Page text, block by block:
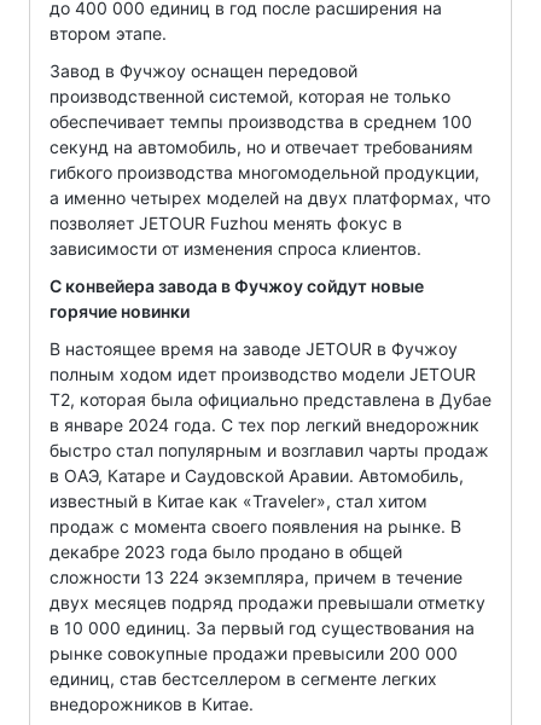
до 400 000 единиц в год после расширения на
втором этапе.
Завод в Фучжоу оснащен передовой
производственной системой, которая не только
обеспечивает темпы производства в среднем 100
секунд на автомобиль, но и отвечает требованиям
гибкого производства многомодельной продукции,
а именно четырех моделей на двух платформах, что
позволяет JETOUR Fuzhou менять фокус в
зависимости от изменения спроса клиентов.
С конвейера завода в Фучжоу сойдут новые
горячие новинки
В настоящее время на заводе JETOUR в Фучжоу
полным ходом идет производство модели JETOUR
T2, которая была официально представлена в Дубае
в январе 2024 года. С тех пор легкий внедорожник
быстро стал популярным и возглавил чарты продаж
в ОАЭ, Катаре и Саудовской Аравии. Автомобиль,
известный в Китае как «Traveler», стал хитом
продаж с момента своего появления на рынке. В
декабре 2023 года было продано в общей
сложности 13 224 экземпляра, причем в течение
двух месяцев подряд продажи превышали отметку
в 10 000 единиц. За первый год существования на
рынке совокупные продажи превысили 200 000
единиц, став бестселлером в сегменте легких
внедорожников в Китае.